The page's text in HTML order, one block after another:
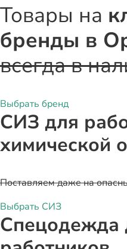
Товары на
бренды в
всегда в
Выбрать бренд
СИЗ для
химической
Поставляем даже на
Выбрать СИЗ
Спецодежда